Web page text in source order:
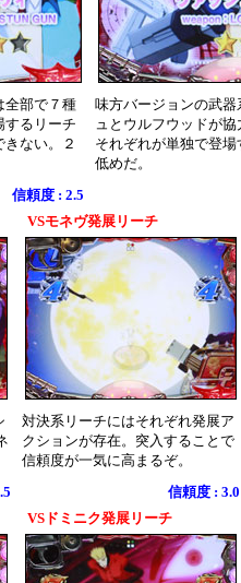
全部で７種
するリーチ
ない。２
信頼度 : 2.5
味方バージョンの武
ュとウルフウッドが協
それぞれが単独で登
低めだ。
VSモネヴ発展リーチ
対決系リーチにはそれぞれ発展ア
クションが存在。突入することで
信頼度が一気に高まるぞ。
信頼度 : 3.0
VSドミニク発展リーチ